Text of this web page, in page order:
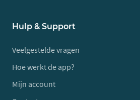
Hulp & Support
Veelgestelde vragen
Hoe werkt de app?
Mijn account